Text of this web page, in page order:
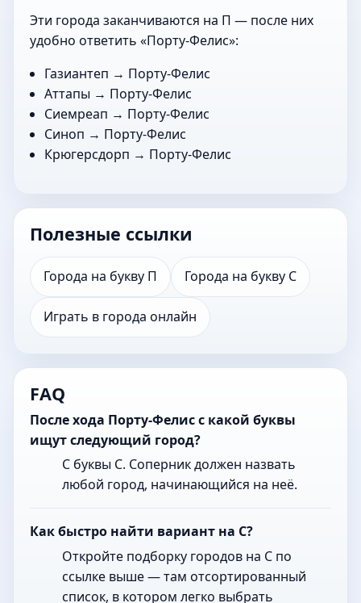
Эти города заканчиваются на П — после них
удобно ответить «Порту-Фелис»:
Газиантеп → Порту-Фелис
Аттапы → Порту-Фелис
Сиемреап → Порту-Фелис
Синоп → Порту-Фелис
Крюгерсдорп → Порту-Фелис
Полезные ссылки
Города на букву П Города на букву С
Играть в города онлайн
FAQ
После хода Порту-Фелис с какой буквы
ищут следующий город?
С буквы С. Соперник должен назвать
любой город, начинающийся на неё.
Как быстро найти вариант на С?
Откройте подборку городов на С по
ссылке выше — там отсортированный
список, в котором легко выбрать